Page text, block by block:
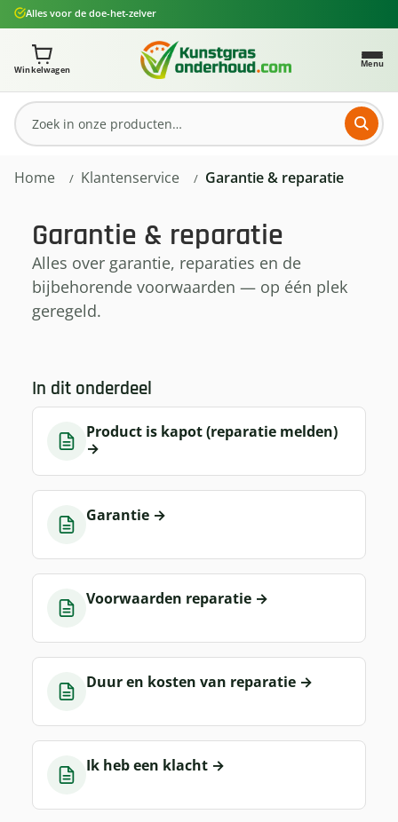
Ga naar de hoofdinhoud
Alles voor de doe-het-zelver
Je winkelwagen bevat 0 artikelen. Totaalbedrag: €
Winkelwagen
Menu
Home Klantenservice Garantie & reparatie
Garantie & reparatie
Alles over garantie, reparaties en de
bijbehorende voorwaarden — op één plek
geregeld.
In dit onderdeel
Product is kapot (reparatie melden)
→
Garantie →
Voorwaarden reparatie →
Duur en kosten van reparatie →
Ik heb een klacht →